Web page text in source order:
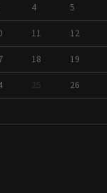
4 5
11 12
18 19
25 26